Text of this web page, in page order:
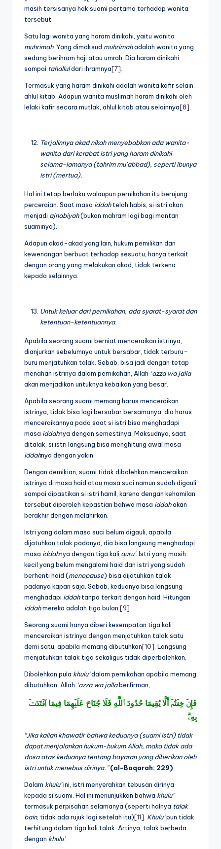
masih tersisanya hak suami pertama terhadap wanita
tersebut.
Satu lagi wanita yang haram dinikahi, yaitu wanita
muhrimah. Yang dimaksud muhrimahadalah wanita yang
sedang berihram haji atau umrah. Dia haram dinikahi
sampai tahalluldari ihramnya[7].
Termasuk yang haram dinikahi adalah wanita kafir selain
ahlul kitab. Adapun wanita muslimah haram dinikahi oleh
lelaki kafir secara mutlak, ahlul kitab atau selainnya[8].
Terjalinnya akad nikah menyebabkan ada wanita-
wanita dari kerabat istri yang haram dinikahi
selama-lamanya (tahrim mu’abbad), seperti ibunya
istri (mertua).
Hal ini tetap berlaku walaupun pernikahan itu berujung
perceraian. Saat masa iddahtelah habis, si istri akan
menjadi ajnabiyah(bukan mahram lagi bagi mantan
suaminya).
Adapun akad-akad yang lain, hukum pemilikan dan
kewenangan berbuat terhadap sesuatu, hanya terkait
dengan orang yang melakukan akad, tidak terkena
kepada selainnya.
Untuk keluar dari pernikahan, ada syarat-syarat dan
ketentuan-ketentuannya.
Apabila seorang suami berniat menceraikan istrinya,
dianjurkan sebelumnya untuk bersabar, tidak terburu-
buru menjatuhkan talak. Sebab, bisa jadi dengan tetap
menahan istrinya dalam pernikahan, Allah ‘azza wa jalla
akan menjadikan untuknya kebaikan yang besar.
Apabila seorang suami memang harus menceraikan
istrinya, tidak bisa lagi bersabar bersamanya, dia harus
menceraikannya pada saat si istri bisa menghadapi
masa iddahnya dengan semestinya. Maksudnya, saat
ditalak, si istri langsung bisa menghitung awal masa
iddahnya dengan yakin.
Dengan demikian, suami tidak dibolehkan menceraikan
istrinya di masa haid atau masa suci namun sudah digauli
sampai dipastikan si istri hamil, karena dengan kehamilan
tersebut diperoleh kepastian bahwa masa iddahakan
berakhir dengan melahirkan.
Istri yang dalam masa suci belum digauli, apabila
dijatuhkan talak padanya, dia bisa langsung menghadapi
masa iddahnya dengan tiga kali quru’. Istri yang masih
kecil yang belum mengalami haid dan istri yang sudah
berhenti haid (menopause) bisa dijatuhkan talak
padanya kapan saja. Sebab, keduanya bisa langsung
menghadapi iddahtanpa terkait dengan haid. Hitungan
iddahmereka adalah tiga bulan.[9]
Seorang suami hanya diberi kesempatan tiga kali
menceraikan istrinya dengan menjatuhkan talak satu
demi satu, apabila memang dibutuhkan[10]. Langsung
menjatuhkan talak tiga sekaligus tidak diperbolehkan.
Dibolehkan pula khulu’dalam pernikahan apabila memang
dibutuhkan. Allah ‘azza wa jallaberfirman,
فَإِنۡ خِفۡتُمۡ أَلَّا يُقِيمَا حُدُودَ ٱللَّهِ فَلَا جُنَاحَ عَلَيۡهِمَا فِيمَا ٱفۡتَدَتۡ
بِهِۦۗ
“Jika kalian khawatir bahwa keduanya (suami istri) tidak
dapat menjalankan hukum-hukum Allah, maka tidak ada
dosa atas keduanya tentang bayaran yang diberikan oleh
istri untuk menebus dirinya.”(al-Baqarah: 229)
Dalam khulu’ini, istri menyerahkan tebusan dirinya
kepada si suami. Hal ini menunjukkan bahwa khulu’
termasuk perpisahan selamanya (seperti halnya talak
bain, tidak ada rujuk lagi setelah itu)[11]. Khulu’pun tidak
terhitung dalam tiga kali talak. Artinya, talak berbeda
dengan khulu’.